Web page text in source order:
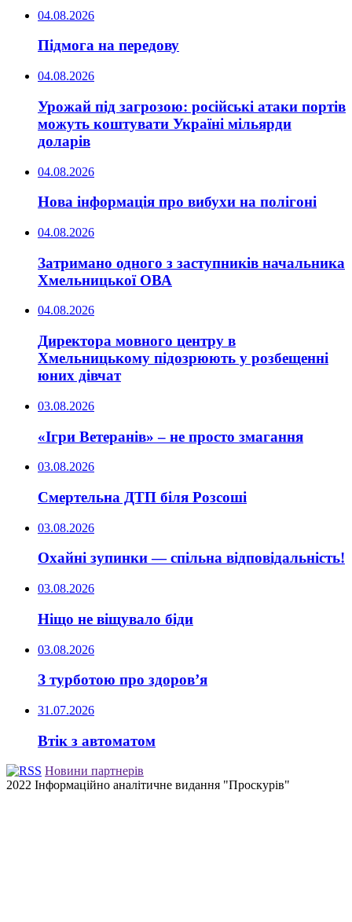
04.08.2026
Підмога на передову
04.08.2026
Урожай під загрозою: російські атаки портів
можуть коштувати Україні мільярди
доларів
04.08.2026
Нова інформація про вибухи на полігоні
04.08.2026
Затримано одного з заступників начальника
Хмельницької ОВА
04.08.2026
Директора мовного центру в
Хмельницькому підозрюють у розбещенні
юних дівчат
03.08.2026
«Ігри Ветеранів» – не просто змагання
03.08.2026
Смертельна ДТП біля Розсоші
03.08.2026
Охайні зупинки — спільна відповідальність!
03.08.2026
Ніщо не віщувало біди
03.08.2026
З турботою про здоров’я
31.07.2026
Втік з автоматом
Новини партнерів
2022 Інформаційно аналітичне видання "Проскурів"